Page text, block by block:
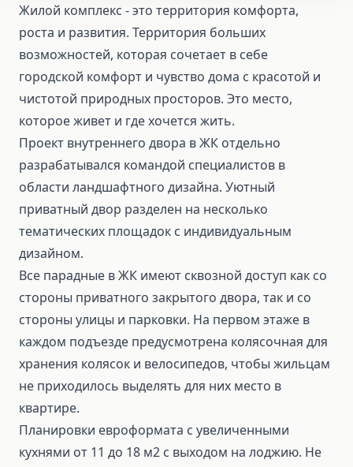
Жилой комплекс - это территория комфорта,
роста и развития. Территория больших
возможностей, которая сочетает в себе
городской комфорт и чувство дома с красотой и
чистотой природных просторов. Это место,
которое живет и где хочется жить.
Проект внутреннего двора в ЖК отдельно
разрабатывался командой специалистов в
области ландшафтного дизайна. Уютный
приватный двор разделен на несколько
тематических площадок с индивидуальным
дизайном.
Все парадные в ЖК имеют сквозной доступ как со
стороны приватного закрытого двора, так и со
стороны улицы и парковки. На первом этаже в
каждом подъезде предусмотрена колясочная для
хранения колясок и велосипедов, чтобы жильцам
не приходилось выделять для них место в
квартире.
Планировки евроформата с увеличенными
кухнями от 11 до 18 м2 с выходом на лоджию. Не